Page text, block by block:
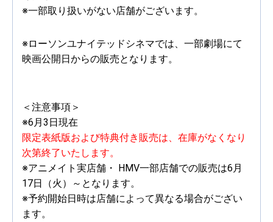
※一部取り扱いがない店舗がございます。
※ローソンユナイテッドシネマでは、一部劇場にて
映画公開日からの販売となります。
＜注意事項＞
※6月3日現在
限定表紙版および特典付き販売は、在庫がなくなり
次第終了いたします。
※アニメイト実店舗・ HMV一部店舗での販売は6月
17日（火）～となります。
※予約開始日時は店舗によって異なる場合がござい
ます。